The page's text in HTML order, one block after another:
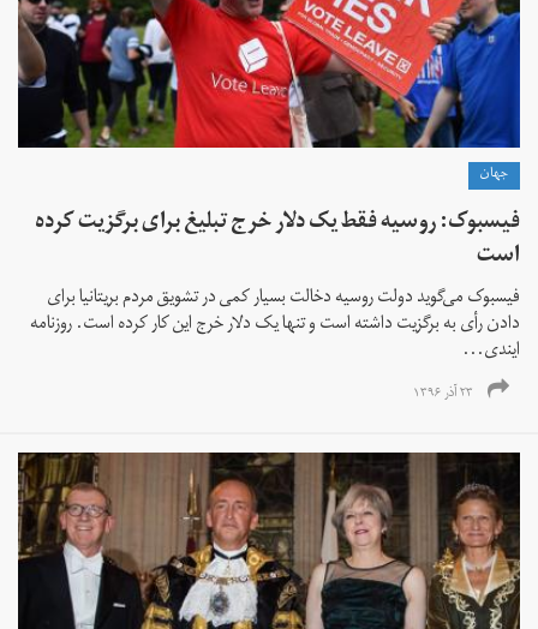
جهان
فیسبوک: روسیه فقط یک دلار خرج تبلیغ برای برگزیت کرده
است
فیسبوک می‌گوید دولت روسیه دخالت بسیار کمی در تشویق مردم بریتانیا برای
دادن رأی به برگزیت داشته است و تنها یک دلار خرج این کار کرده است. روزنامه
ایندی...
۲۳ آذر ۱۳۹۶